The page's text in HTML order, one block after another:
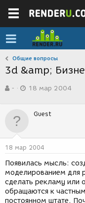
Общие вопросы
3d &amp;
в
р
м
-
а
д
н
и
я
18 мар 2004
Guest
18 мар 2004
Появилась мысль:
моделированием для
сделать рекламу
обращаются к
постоянном штате.